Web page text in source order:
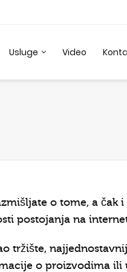
Usluge Video
o tome, a čak
postojanja na
tržište,
o proizvodima ili